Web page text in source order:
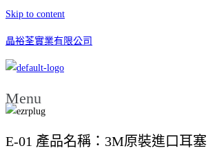
Skip to content
晶裕荃實業有限公司
Menu
E-01 產品名稱：3M原裝進口耳塞